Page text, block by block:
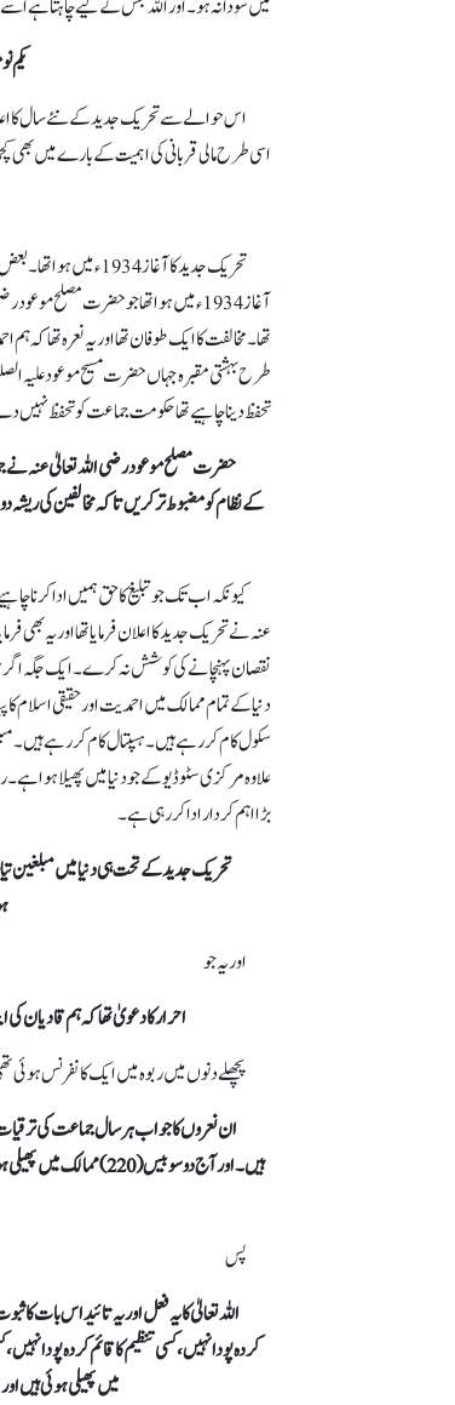
یکم
اس حوالے سے تحریک جدید کے نئے سال کا
اسی طرح مالی قربانی کی اہمیت کے بارے میں بھی
تحریک جدید کا آغاز
آغاز 1934ء میں ہوا تھا جو حضرت مصلح
تھا۔ مخالفت کا ایک طوفان تھا اور یہ نعرہ تھا
طرح بہشتی مقبرہ جہاں حضرت مسیح موعود علیہ
تحفظ دینا چاہیے تھا حکومت جماعت کو تحفظ نہیں
حضرت مصلح موعود رضی اللہ تعالیٰ عنہ نے
کے نظام کو مضبوط تر کریں تا کہ مخالفین کی
کیونکہ اب تک جو تبلیغ کا حق ہمیں ادا کرنا
عنہ نے تحریک جدید کا اعلان فرمایا تھا اور یہ بھی
نقصان پہنچانے کی کوشش نہ کرے۔ ایک جگہ اگر
دنیا کے تمام ممالک میں احمدیت اور حقیقی اسلام
سکول کام کر رہے ہیں۔ ہسپتال کام کر رہے ہیں۔
علاوہ مرکزی سٹوڈیو کے جودنیا میں پھیلا ہوا
بڑا اہم کردار ادا کر رہی ہے۔
تحریک جدید کے تحت ہی دنیا میں مبلغین
اور یہ جو
احرار کا دعویٰ تھا کہ ہم
پچھلے دنوں میں ربوہ میں ایک کانفرنس ہوئی
ان نعروں کا جواب ہر سال جماعت کی
ہیں۔اور آج دو سو بیس
پس
اللہ تعالیٰ کا یہ فعل اور یہ تائید اس بات
کردہ پودا نہیں،کسی تنظیم کا قائم کردہ پودا
میں پھیلی ہوئی ہیں